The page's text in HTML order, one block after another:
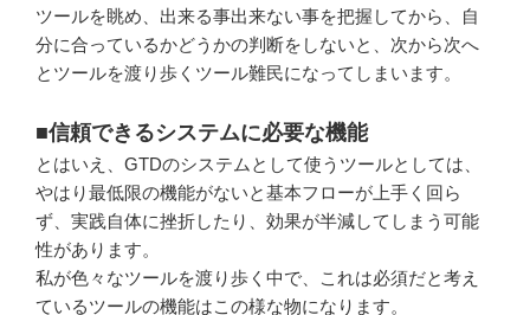
ツールを眺め、出来る事出来ない事を把握してから、自
分に合っているかどうかの判断をしないと、次から次へ
とツールを渡り歩くツール難民になってしまいます。
■信頼できるシステムに必要な機能
とはいえ、GTDのシステムとして使うツールとしては、
やはり最低限の機能がないと基本フローが上手く回ら
ず、実践自体に挫折したり、効果が半減してしまう可能
性があります。
私が色々なツールを渡り歩く中で、これは必須だと考え
ているツールの機能はこの様な物になります。